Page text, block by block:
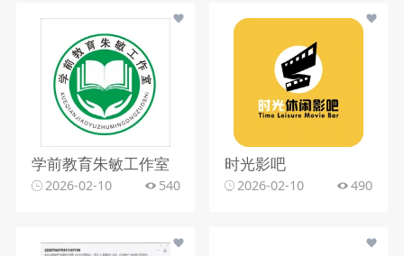
学前教育朱敏工作室
2026-02-10 540
时光影吧
2026-02-10 490